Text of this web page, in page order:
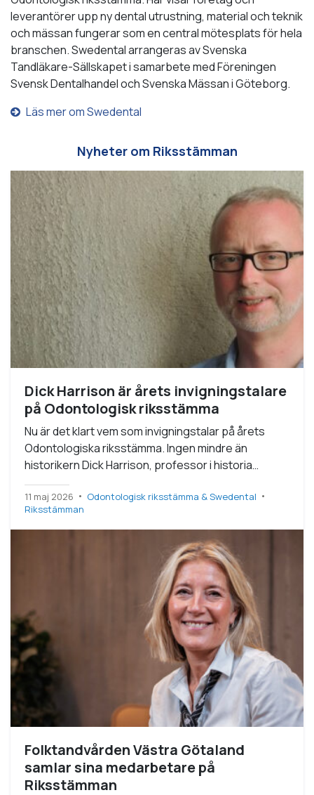
leverantörer upp ny dental utrustning, material och teknik
och mässan fungerar som en central mötesplats för hela
branschen. Swedental arrangeras av Svenska
Tandläkare-Sällskapet i samarbete med Föreningen
Svensk Dentalhandel och Svenska Mässan i Göteborg.
Läs mer om Swedental
Nyheter om Riksstämman
Dick Harrison är årets invigningstalare
på Odontologisk riksstämma
Nu är det klart vem som invigningstalar på årets
Odontologiska riksstämma. Ingen mindre än
historikern Dick Harrison, professor i historia…
11 maj 2026
Odontologisk riksstämma & Swedental
Riksstämman
Folktandvården Västra Götaland
samlar sina medarbetare på
Riksstämman